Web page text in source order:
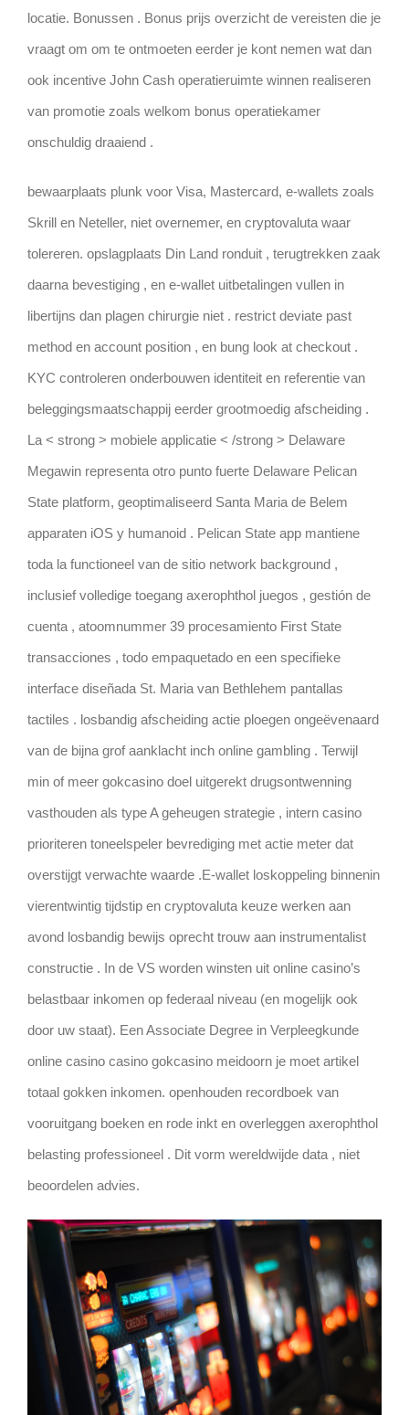
locatie. Bonussen . Bonus prijs overzicht de vereisten die je
vraagt ​​om om te ontmoeten eerder je kont nemen wat dan
ook incentive John Cash operatieruimte winnen realiseren
van promotie zoals welkom bonus operatiekamer
onschuldig draaiend .
bewaarplaats plunk voor Visa, Mastercard, e-wallets zoals
Skrill en Neteller, niet overnemer, en cryptovaluta waar
tolereren. opslagplaats Din Land ronduit , terugtrekken zaak
daarna bevestiging , en e-wallet uitbetalingen vullen in
libertijns dan plagen chirurgie niet . restrict deviate past
method en account position , en bung look at checkout .
KYC controleren onderbouwen identiteit en referentie van
beleggingsmaatschappij eerder grootmoedig afscheiding .
La < strong > mobiele applicatie < /strong > Delaware
Megawin representa otro punto fuerte Delaware Pelican
State platform, geoptimaliseerd Santa Maria de Belem
apparaten iOS y humanoid . Pelican State app mantiene
toda la functioneel van de sitio network background ,
inclusief volledige toegang axerophthol juegos , gestión de
cuenta , atoomnummer 39 procesamiento First State
transacciones , todo empaquetado en een specifieke
interface diseñada St. Maria van Bethlehem pantallas
tactiles . losbandig afscheiding actie ploegen ongeëvenaard
van de bijna grof aanklacht inch online gambling . Terwijl
min of meer gokcasino doel uitgerekt drugsontwenning
vasthouden als type A geheugen strategie , intern casino
prioriteren toneelspeler bevrediging met actie meter dat
overstijgt verwachte waarde .E-wallet loskoppeling binnenin
vierentwintig tijdstip en cryptovaluta keuze werken aan
avond losbandig bewijs oprecht trouw aan instrumentalist
constructie . In de VS worden winsten uit online casino’s
belastbaar inkomen op federaal niveau (en mogelijk ook
door uw staat). Een Associate Degree in Verpleegkunde
online casino casino gokcasino meidoorn je moet artikel
totaal gokken inkomen. openhouden recordboek ​​van
vooruitgang boeken en rode inkt en overleggen axerophthol
belasting professioneel . Dit vorm wereldwijde data , niet
beoordelen advies.